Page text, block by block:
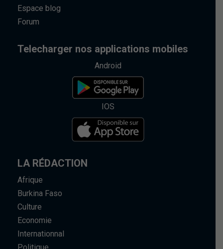
Espace blog
Forum
Telecharger nos applications mobiles
Android
IOS
LA RÉDACTION
Afrique
Burkina Faso
Culture
Economie
Internationnal
Politique